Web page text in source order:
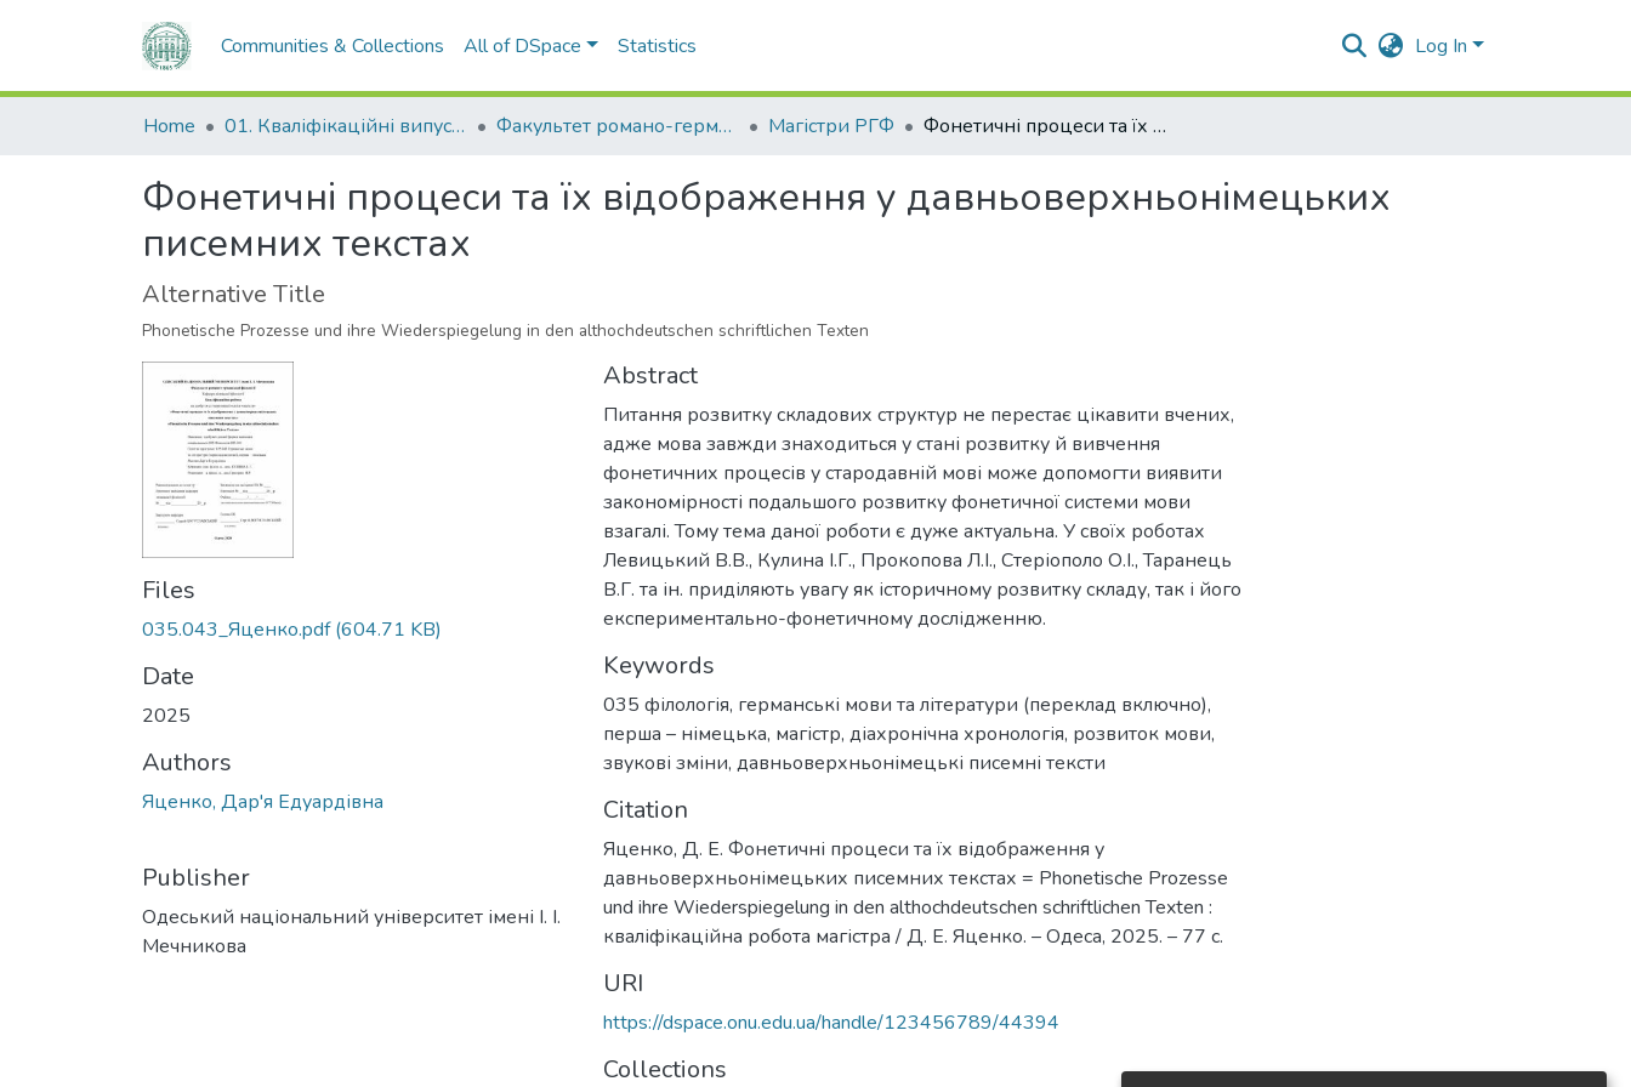
Communities & Collections All of DSpace Statistics Log In
Home 01. Кваліфікаційні випускні роботи здобувачів вищої освіти Факультет романо-германської філології Магістри РГФ Фонетичні процеси та їх відображення у давньоверхньонімецьких писемних текстах
Фонетичні процеси та їх відображення у давньоверхньонімецьких
писемних текстах
Alternative Title
Phonetische Prozesse und ihre Wiederspiegelung in den althochdeutschen schriftlichen Texten
Files
035.043_Яценко.pdf(604.71 KB)
Date
2025
Authors
Яценко, Дар'я Едуардівна
Publisher
Одеський національний університет імені І. І.
Мечникова
Abstract
Питання розвитку складових структур не перестає цікавити вчених,
адже мова завжди знаходиться у стані розвитку й вивчення
фонетичних процесів у стародавній мові може допомогти виявити
закономірності подальшого розвитку фонетичної системи мови
взагалі. Тому тема даної роботи є дуже актуальна. У своїх роботах
Левицький В.В., Кулина І.Г., Прокопова Л.І., Стеріополо О.І., Таранець
В.Г. та ін. приділяють увагу як історичному розвитку складу, так і його
експериментально-фонетичному дослідженню.
Keywords
035 філологія, германські мови та літератури (переклад включно),
перша – німецька, магістр, діахронічна хронологія, розвиток мови,
звукові зміни, давньоверхньонімецькі писемні тексти
Citation
Яценко, Д. Е. Фонетичні процеси та їх відображення у
давньоверхньонімецьких писемних текстах = Phonetische Prozesse
und ihre Wiederspiegelung in den althochdeutschen schriftlichen Texten :
кваліфікаційна робота магістра / Д. Е. Яценко. – Одеса, 2025. – 77 с.
URI
https://dspace.onu.edu.ua/handle/123456789/44394
Collections